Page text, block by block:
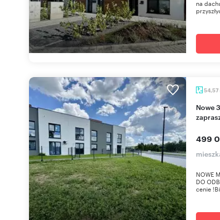
na
54,57
Nowe 3-pokojowe z ogródkiem, od zaraz -
499
NOWE
DO
cenie